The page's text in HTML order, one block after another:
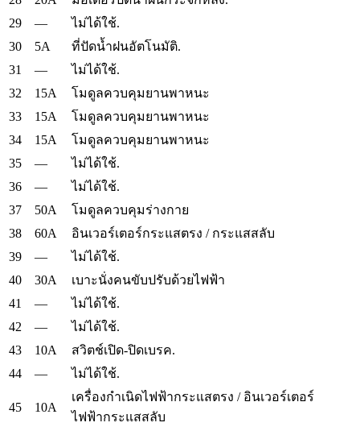
29
—
ไม่ได้ใช้.
30
5A
ที่ปัดน้ำฝนอัตโนมัติ.
31
—
ไม่ได้ใช้.
32
15A
โมดูลควบคุมยานพาหนะ
33
15A
โมดูลควบคุมยานพาหนะ
34
15A
โมดูลควบคุมยานพาหนะ
35
—
ไม่ได้ใช้.
36
—
ไม่ได้ใช้.
37
50A
โมดูลควบคุมร่างกาย
38
60A
อินเวอร์เตอร์กระแสตรง / กระแสสลับ
39
—
ไม่ได้ใช้.
40
30A
เบาะนั่งคนขับปรับด้วยไฟฟ้า
41
—
ไม่ได้ใช้.
42
—
ไม่ได้ใช้.
43
10A
สวิตช์เปิด-ปิดเบรค.
44
— ไม่ได้ใช้.
45 10A
เครื่องกำเนิดไฟฟ้ากระแสตรง / อินเวอร์เตอร์
ไฟฟ้ากระแสสลับ